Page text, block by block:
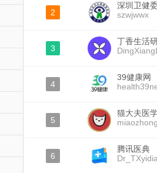
2
深圳卫健
szwjwwx
3
丁香生活
4
39健康网
5
猫大夫医
6
腾讯医典